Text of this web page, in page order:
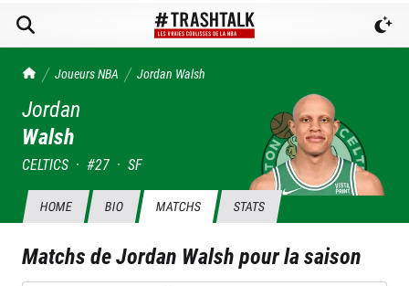
TrashTalk Actu NBA
Joueurs NBA Jordan Walsh
Jordan
Walsh
CELTICS · #27 · SF
HOME BIO MATCHS STATS
Matchs deJordan Walshpour la saison